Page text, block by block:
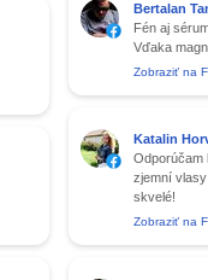
Bertalan
Fén aj
Vďaka
Zobraziť na
Katalin
Odporúčam
zjemní
skvelé!
Zobraziť na